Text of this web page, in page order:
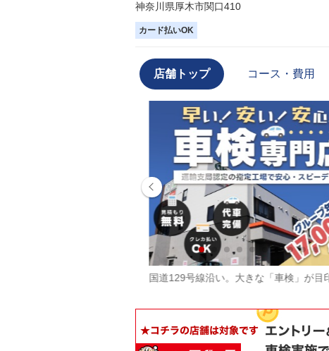
神奈川県厚木市関口410
カード払いOK
店舗トップ コース・費用
国道129号線沿い。大きな「車検」が目